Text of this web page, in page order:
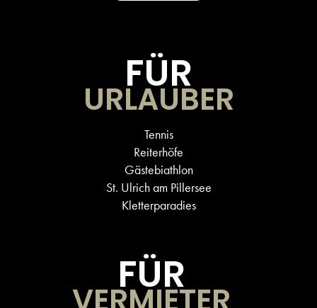
FÜR
URLAUBER
Tennis
Reiterhöfe
Gästebiathlon
St. Ulrich am Pillersee
Kletterparadies
FÜR